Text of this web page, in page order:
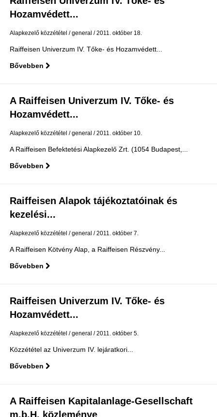
Hozamvédett...
Alapkezelő közzététel general 2011. október 18.
Raiffeisen Univerzum IV. Tőke- és Hozamvédett...
Bővebben
A Raiffeisen Univerzum IV. Tőke- és
Hozamvédett...
Alapkezelő közzététel general 2011. október 10.
A Raiffeisen Befektetési Alapkezelő Zrt. (1054 Budapest,...
Bővebben
Raiffeisen Alapok tájékoztatóinak és
kezelési...
Alapkezelő közzététel general 2011. október 7.
A Raiffeisen Kötvény Alap, a Raiffeisen Részvény...
Bővebben
Raiffeisen Univerzum IV. Tőke- és
Hozamvédett...
Alapkezelő közzététel general 2011. október 5.
Közzététel az Univerzum IV. lejáratkori...
Bővebben
A Raiffeisen Kapitalanlage-Gesellschaft
m.b.H. közleménye